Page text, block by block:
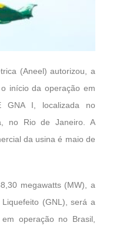
(Aneel) autorizou, a
início da operação em
GNA I, localizada no
no Rio de Janeiro. A
da usina é maio de
megawatts (MW), a
(GNL), será a
operação no Brasil,